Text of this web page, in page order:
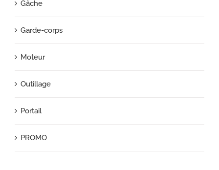
Gâche
Garde-corps
Moteur
Outillage
Portail
PROMO